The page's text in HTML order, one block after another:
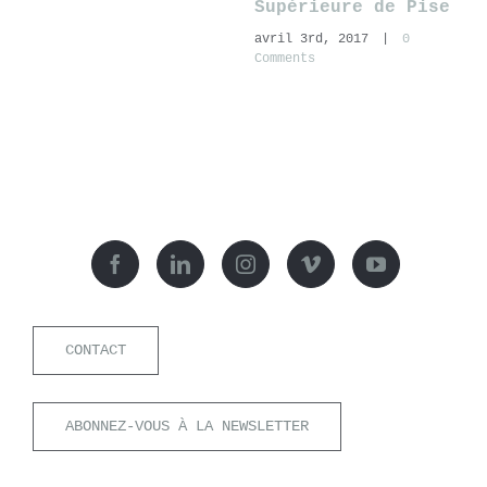
Supérieure de Pise
avril 3rd, 2017
0
Comments
CONTACT
ABONNEZ-VOUS À LA NEWSLETTER